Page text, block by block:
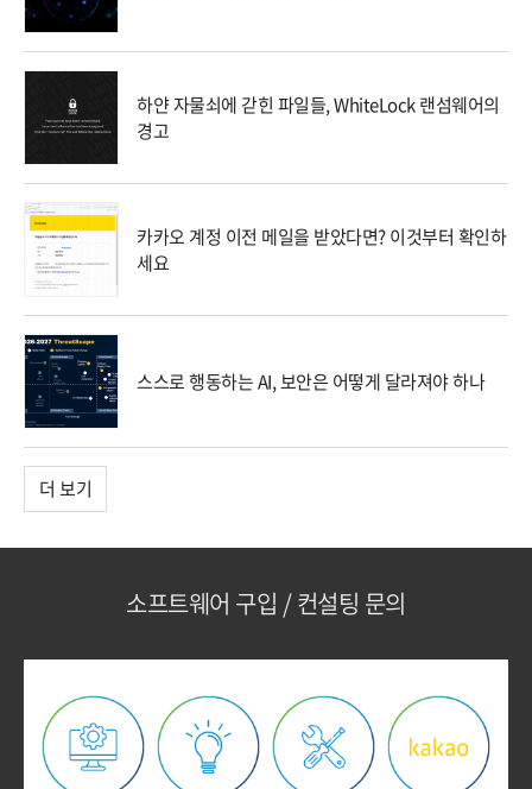
하얀 자물쇠에 갇힌 파일들, WhiteLock 랜섬웨어의
경고
카카오 계정 이전 메일을 받았다면? 이것부터 확인하
세요
스스로 행동하는 AI, 보안은 어떻게 달라져야 하나
더 보기
소프트웨어 구입 / 컨설팅 문의